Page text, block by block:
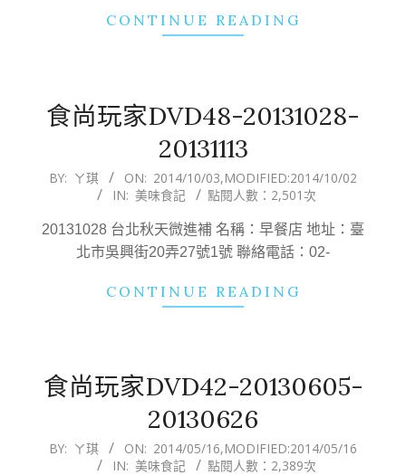
CONTINUE READING
食尚玩家DVD48-20131028-
20131113
2014-
03
BY: ㄚ琪 ON: 2014/10/03,MODIFIED:2014/10/02
IN: 美味食記 點閱人數：2,501次
20131028 台北秋天微進補 名稱：早餐店 地址：臺
北市吳興街20弄27號1號 聯絡電話：02-
CONTINUE READING
食尚玩家DVD42-20130605-
20130626
2014-
BY: ㄚ琪 ON: 2014/05/16,MODIFIED:2014/05/16
IN: 美味食記 點閱人數：2,389次